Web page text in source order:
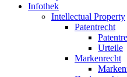
Infothek
Intellectual Property
Patentrecht
Urteile
Markenrecht